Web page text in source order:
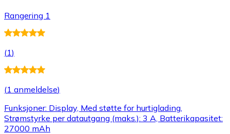
Rangering 1
(1)
(1 anmeldelse)
Funksjoner: Display, Med støtte for hurtiglading,
Strømstyrke per datautgang (maks.): 3 A, Batterikapasitet:
27000 mAh